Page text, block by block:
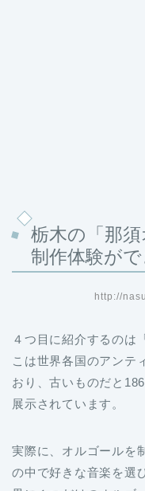
栃木の「那
制作体験が
http://
４つ目に紹介するのは
こは世界各国のアンテ
おり、古いものだと
展示されています。
実際に、オルゴールを
の中で好きな音楽を選